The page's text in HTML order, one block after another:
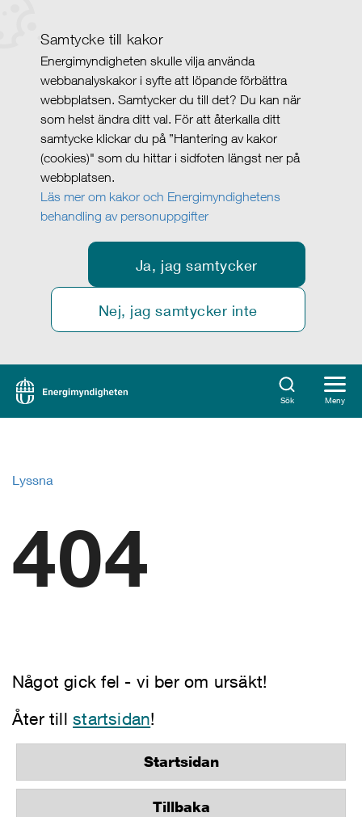
Samtycke till kakor
Energimyndigheten skulle vilja använda
webbanalyskakor i syfte att löpande förbättra
webbplatsen. Samtycker du till det? Du kan när
som helst ändra ditt val. För att återkalla ditt
samtycke klickar du på ”Hantering av kakor
(cookies)" som du hittar i sidfoten längst ner på
webbplatsen.
Läs mer om kakor och Energimyndighetens
behandling av personuppgifter
Ja, jag samtycker
Nej, jag samtycker inte
Sök Meny
Lyssna
404
Något gick fel - vi ber om ursäkt!
Åter tillstartsidan!
Startsidan
Tillbaka